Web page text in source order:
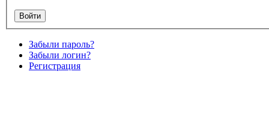
Забыли пароль?
Забыли логин?
Регистрация